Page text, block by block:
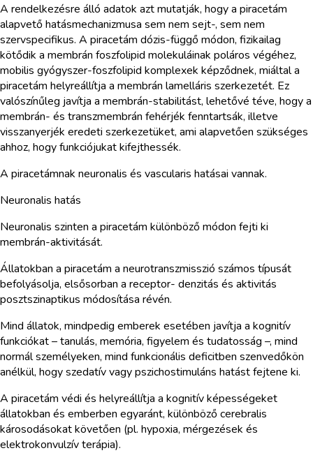
A rendelkezésre álló adatok azt mutatják, hogy a piracetám
alapvető hatásmechanizmusa sem nem sejt-, sem nem
szervspecifikus. A piracetám dózis-függő módon, fizikailag
kötődik a membrán foszfolipid molekuláinak poláros végéhez,
mobilis gyógyszer-foszfolipid komplexek képződnek, miáltal a
piracetám helyreállítja a membrán lamelláris szerkezetét. Ez
valószínűleg javítja a membrán-stabilitást, lehetővé téve, hogy a
membrán- és transzmembrán fehérjék fenntartsák, illetve
visszanyerjék eredeti szerkezetüket, ami alapvetően szükséges
ahhoz, hogy funkciójukat kifejthessék.
A piracetámnak neuronalis és vascularis hatásai vannak.
Neuronalis hatás
Neuronalis szinten a piracetám különböző módon fejti ki
membrán-aktivitását.
Állatokban a piracetám a neurotranszmisszió számos típusát
befolyásolja, elsősorban a receptor- denzitás és aktivitás
posztszinaptikus módosítása révén.
Mind állatok, mindpedig emberek esetében javítja a kognitív
funkciókat – tanulás, memória, figyelem és tudatosság –, mind
normál személyeken, mind funkcionális deficitben szenvedőkön
anélkül, hogy szedatív vagy pszichostimuláns hatást fejtene ki.
A piracetám védi és helyreállítja a kognitív képességeket
állatokban és emberben egyaránt, különböző cerebralis
károsodásokat követően (pl. hypoxia, mérgezések és
elektrokonvulzív terápia).